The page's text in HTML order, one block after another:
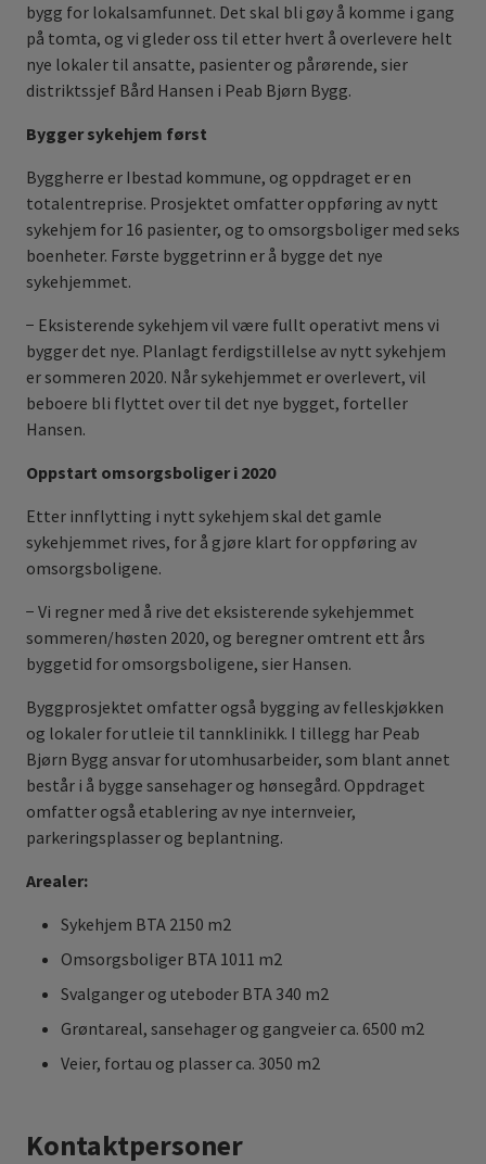
bygg for lokalsamfunnet. Det skal bli gøy å komme i gang
på tomta, og vi gleder oss til etter hvert å overlevere helt
nye lokaler til ansatte, pasienter og pårørende, sier
distriktssjef Bård Hansen i Peab Bjørn Bygg.
Bygger sykehjem først
Byggherre er Ibestad kommune, og oppdraget er en
totalentreprise. Prosjektet omfatter oppføring av nytt
sykehjem for 16 pasienter, og to omsorgsboliger med seks
boenheter. Første byggetrinn er å bygge det nye
sykehjemmet.
− Eksisterende sykehjem vil være fullt operativt mens vi
bygger det nye. Planlagt ferdigstillelse av nytt sykehjem
er sommeren 2020. Når sykehjemmet er overlevert, vil
beboere bli flyttet over til det nye bygget, forteller
Hansen.
Oppstart omsorgsboliger i 2020
Etter innflytting i nytt sykehjem skal det gamle
sykehjemmet rives, for å gjøre klart for oppføring av
omsorgsboligene.
− Vi regner med å rive det eksisterende sykehjemmet
sommeren/høsten 2020, og beregner omtrent ett års
byggetid for omsorgsboligene, sier Hansen.
Byggprosjektet omfatter også bygging av felleskjøkken
og lokaler for utleie til tannklinikk. I tillegg har Peab
Bjørn Bygg ansvar for utomhusarbeider, som blant annet
består i å bygge sansehager og hønsegård. Oppdraget
omfatter også etablering av nye internveier,
parkeringsplasser og beplantning.
Arealer:
Sykehjem BTA 2150 m2
Omsorgsboliger BTA 1011 m2
Svalganger og uteboder BTA 340 m2
Grøntareal, sansehager og gangveier ca. 6500 m2
Veier, fortau og plasser ca. 3050 m2
Kontaktpersoner